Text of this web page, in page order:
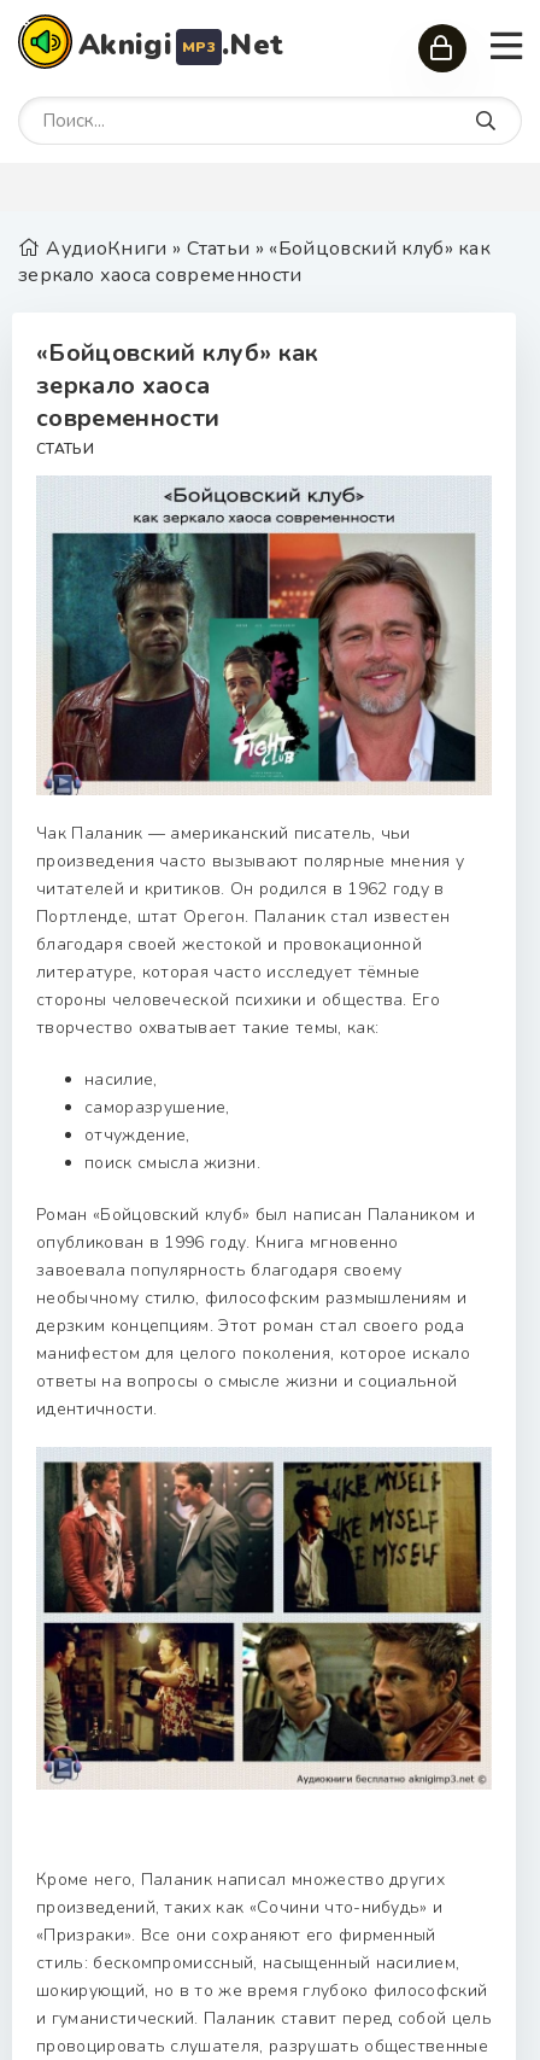
Aknigi MP3 .Net
АудиоКниги » Статьи » «Бойцовский клуб» как
зеркало хаоса современности
«Бойцовский клуб» как
зеркало хаоса
современности
СТАТЬИ
Чак Паланик — американский писатель, чьи
произведения часто вызывают полярные мнения у
читателей и критиков. Он родился в 1962 году в
Портленде, штат Орегон. Паланик стал известен
благодаря своей жестокой и провокационной
литературе, которая часто исследует тёмные
стороны человеческой психики и общества. Его
творчество охватывает такие темы, как:
насилие,
саморазрушение,
отчуждение,
поиск смысла жизни.
Роман «Бойцовский клуб» был написан Палаником и
опубликован в 1996 году. Книга мгновенно
завоевала популярность благодаря своему
необычному стилю, философским размышлениям и
дерзким концепциям. Этот роман стал своего рода
манифестом для целого поколения, которое искало
ответы на вопросы о смысле жизни и социальной
идентичности.
Кроме него, Паланик написал множество других
произведений, таких как «Сочини что-нибудь» и
«Призраки». Все они сохраняют его фирменный
стиль: бескомпромиссный, насыщенный насилием,
шокирующий, но в то же время глубоко философский
и гуманистический. Паланик ставит перед собой цель
провоцировать слушателя, разрушать общественные